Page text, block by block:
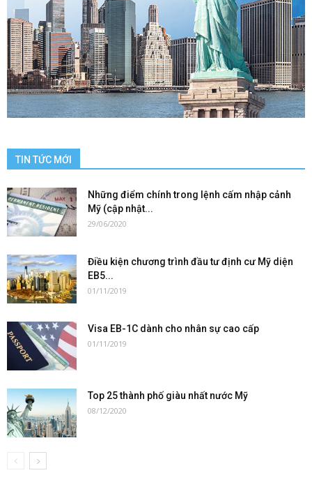
TIN TỨC MỚI
Những điểm chính trong lệnh cấm nhập cảnh
Mỹ (cập nhật...
29/06/2020
Điều kiện chương trình đầu tư định cư Mỹ diện
EB5...
01/11/2019
Visa EB-1C dành cho nhân sự cao cấp
01/11/2019
Top 25 thành phố giàu nhất nước Mỹ
08/12/2020